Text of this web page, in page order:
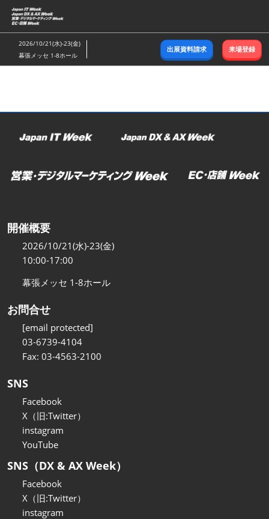
ス
キ
ッ
し
む
2026/10/21(水)-23(金)
幕張メッセ 1-8ホール
出展資料請求 来場登録
開催概要
2026/10/21(水)-23(金)
10:00-17:00
幕張メッセ 1-8ホール
お問合せ
[email protected]
03-6739-4104
Fax: 03-4563-2100
SNS
Facebook
X（旧:Twitter）
instagram
YouTube
SNS（DX & AX Week）
Facebook
X（旧:Twitter）
instagram